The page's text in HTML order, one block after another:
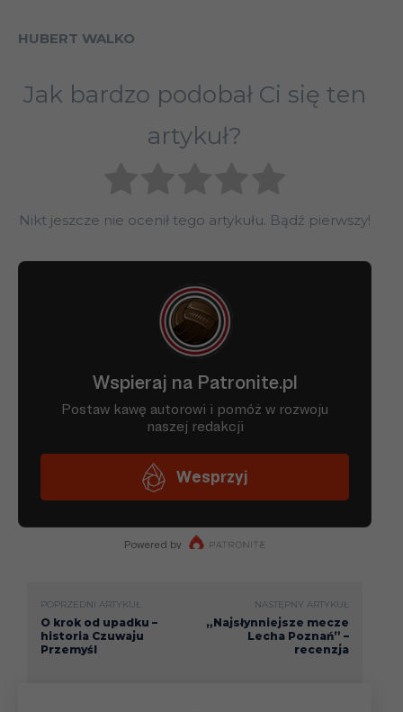
HUBERT WALKO
Jak bardzo podobał Ci się ten
artykuł?
Nikt jeszcze nie ocenił tego artykułu. Bądź pierwszy!
POPRZEDNI ARTYKUŁ
O krok od upadku –
historia Czuwaju
Przemyśl
NASTĘPNY ARTYKUŁ
„Najsłynniejsze mecze
Lecha Poznań” –
recenzja